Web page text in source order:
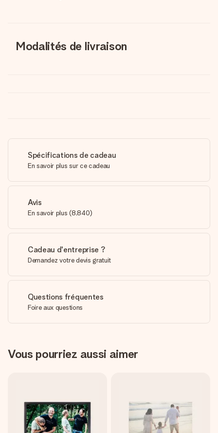
Modalités de livraison
Spécifications de cadeau
En savoir plus sur ce cadeau
Avis
En savoir plus (8,840)
Cadeau d'entreprise ?
Demandez votre devis gratuit
Questions fréquentes
Foire aux questions
Vous pourriez aussi aimer